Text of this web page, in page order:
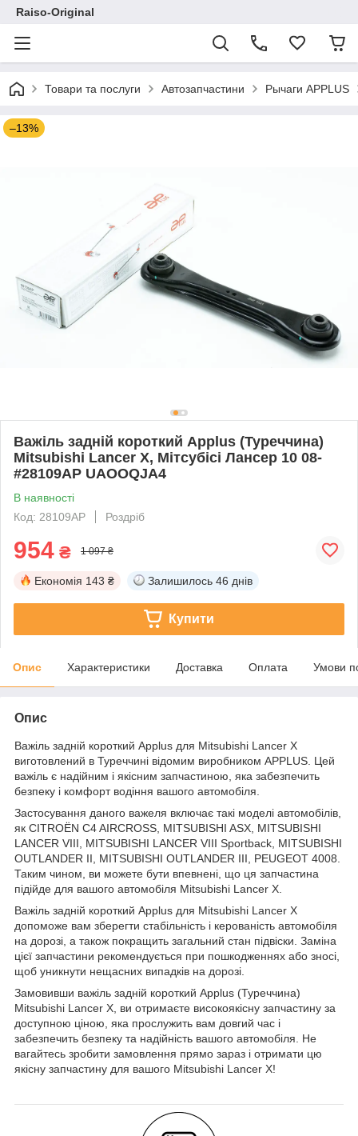
Raiso-Original
Товари та послуги Автозапчастини Рычаги APPLUS
–13%
Важіль задній короткий Applus (Туреччина)
Mitsubishi Lancer X, Мітсубісі Лансер 10 08-
#28109AP UAOOQJA4
В наявності
Код: 28109AP
Роздріб
954 ₴ 1 097 ₴
Економія 143 ₴ Залишилось 46 днів
Купити
Опис Характеристики Доставка Оплата Умови
Опис
Важіль задній короткий Applus для Mitsubishi Lancer X
виготовлений в Туреччині відомим виробником APPLUS. Цей
важіль є надійним і якісним запчастиною, яка забезпечить
безпеку і комфорт водіння вашого автомобіля.
Застосування даного важеля включає такі моделі автомобілів,
як CITROËN C4 AIRCROSS, MITSUBISHI ASX, MITSUBISHI
LANCER VIII, MITSUBISHI LANCER VIII Sportback, MITSUBISHI
OUTLANDER II, MITSUBISHI OUTLANDER III, PEUGEOT 4008.
Таким чином, ви можете бути впевнені, що ця запчастина
підійде для вашого автомобіля Mitsubishi Lancer X.
Важіль задній короткий Applus для Mitsubishi Lancer X
допоможе вам зберегти стабільність і керованість автомобіля
на дорозі, а також покращить загальний стан підвіски. Заміна
цієї запчастини рекомендується при пошкодженнях або зносі,
щоб уникнути нещасних випадків на дорозі.
Замовивши важіль задній короткий Applus (Туреччина)
Mitsubishi Lancer X, ви отримаєте високоякісну запчастину за
доступною ціною, яка прослужить вам довгий час і
забезпечить безпеку та надійність вашого автомобіля. Не
вагайтесь зробити замовлення прямо зараз і отримати цю
якісну запчастину для вашого Mitsubishi Lancer X!